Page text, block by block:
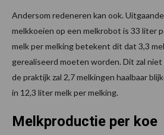
Andersom redeneren kan ook.
melkkoeien op een melkrobot is 33 liter
melk per melking betekent dit dat 3,3
gerealiseerd moeten worden. Dit zal
de praktijk zal 2,7 melkingen haalbaar
in 12,3 liter melk per melking.
Melkproductie per koe